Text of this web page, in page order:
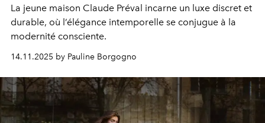
La jeune maison Claude Préval incarne un luxe discret et
durable, où l’élégance intemporelle se conjugue à la
modernité consciente.
14.11.2025 by Pauline Borgogno